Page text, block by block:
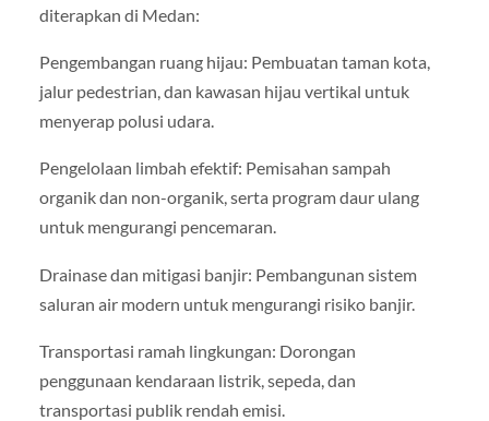
diterapkan di Medan:
Pengembangan ruang hijau: Pembuatan taman kota,
jalur pedestrian, dan kawasan hijau vertikal untuk
menyerap polusi udara.
Pengelolaan limbah efektif: Pemisahan sampah
organik dan non-organik, serta program daur ulang
untuk mengurangi pencemaran.
Drainase dan mitigasi banjir: Pembangunan sistem
saluran air modern untuk mengurangi risiko banjir.
Transportasi ramah lingkungan: Dorongan
penggunaan kendaraan listrik, sepeda, dan
transportasi publik rendah emisi.